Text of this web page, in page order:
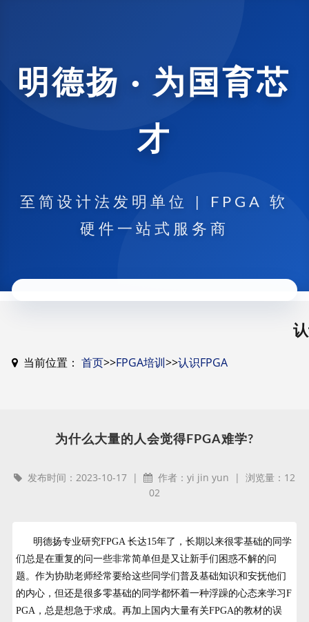
明德扬 · 为国育芯
才
至简设计法发明单位 | FPGA 软
硬件一站式服务商
当前位置：首页>>FPGA培训>>认识FPGA
为什么大量的人会觉得FPGA难学?
发布时间：2023-10-17 |
作者：yi jin yun | 浏览量：12
02
明德扬专业研究FPGA 长达15年了，长期以来很零基础的同学
们总是在重复的问一些非常简单但是又让新手们困惑不解的问
题。作为协助老师经常要给这些同学们普及基础知识和安抚他们
的内心，但还是很多零基础的同学都怀着一种浮躁的心态来学习F
PGA，总是想急于求成。再加上国内大量有关FPGA的教材的误